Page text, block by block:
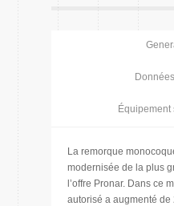
La remorque
modernisée de la plus
l’offre Pronar. Dans ce
autorisé a augmenté